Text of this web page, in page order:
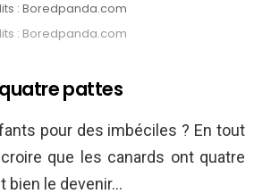
: Boredpanda.com
: Boredpanda.com
pattes
pour des imbéciles ? En tout
que les canards ont quatre
bien le devenir…